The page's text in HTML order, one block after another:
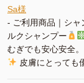
Sa様
- ご利用商品｜シ
ルクシャンプー
むぎでも安心安全
皮膚にとって